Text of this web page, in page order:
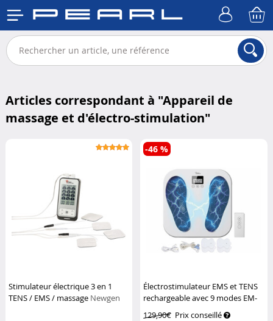
Articles correspondant à "Appareil de
massage et d'électro-stimulation"
Stimulateur électrique 3 en 1
TENS / EMS / massage Newgen
Électrostimulateur EMS et TENS
rechargeable avec 9 modes EM-
Newgen Medicals
129,90€ Prix conseillé
-46 %